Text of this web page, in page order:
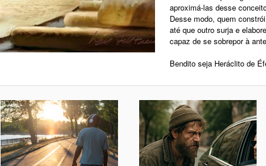
aproximá-las desse
Desse modo, quem
até que outro surja e
capaz de se sobrepor à
Bendito seja Heráclito de